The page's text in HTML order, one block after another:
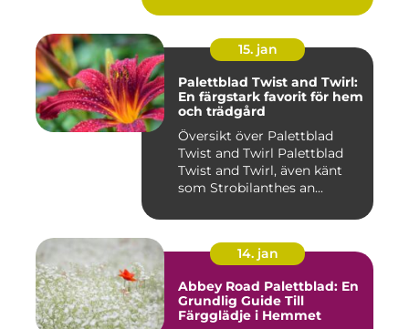
15. jan
Palettblad Twist and Twirl:
En färgstark favorit för hem
och trädgård
Översikt över Palettblad
Twist and Twirl Palettblad
Twist and Twirl, även känt
som Strobilanthes an...
14. jan
Abbey Road Palettblad: En
Grundlig Guide Till
Färgglädje i Hemmet